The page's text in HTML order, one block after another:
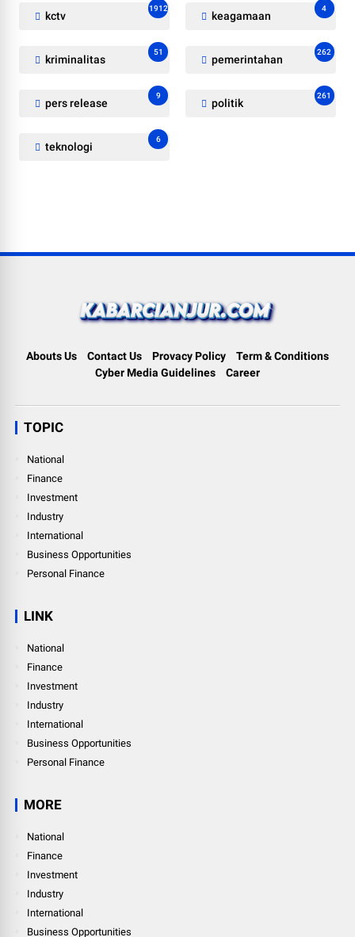
kctv
1912
keagamaan
4
kriminalitas
51
pemerintahan
262
pers release
9
politik
261
teknologi
6
Abouts Us Contact Us Provacy Policy
Term & Conditions
Cyber Media Guidelines
Career
TOPIC
National
Finance
Investment
Industry
International
Business Opportunities
Personal Finance
LINK
National
Finance
Investment
Industry
International
Business Opportunities
Personal Finance
MORE
National
Finance
Investment
Industry
International
Business Opportunities